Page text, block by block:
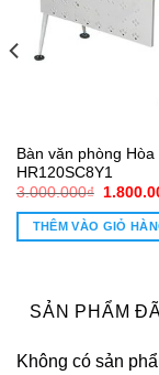
Bàn văn phòng Hòa
HR120SC8Y1
3.000.000₫
Giá
là:
THÊM VÀO GIỎ
SẢN PHẨM
Không có sản